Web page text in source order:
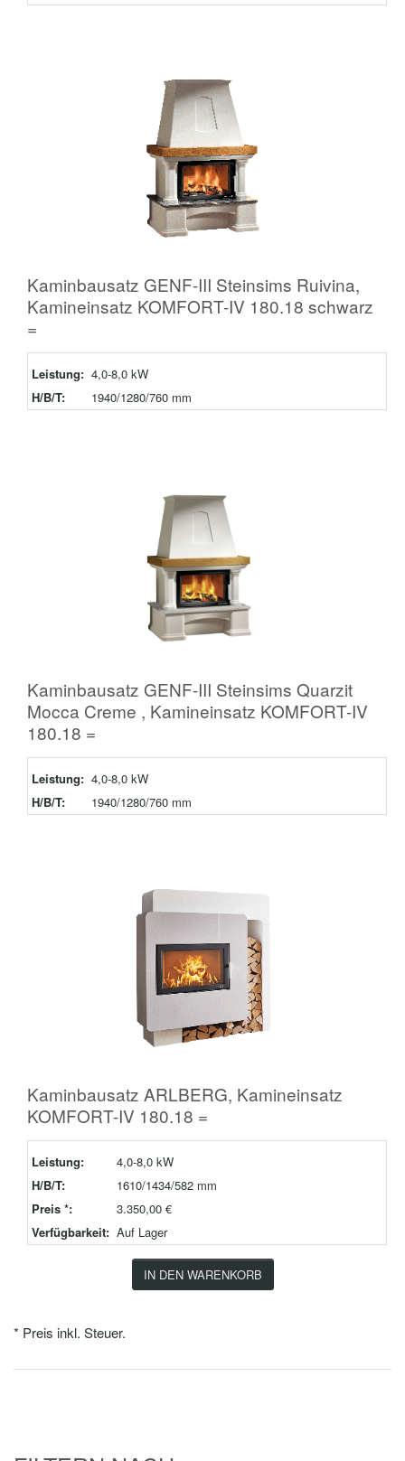
Kaminbausatz GENF-III Steinsims Ruivina,
Kamineinsatz KOMFORT-IV 180.18 schwarz
=
Leistung: 4,0-8,0 kW
H/B/T:
1940/1280/760 mm
Kaminbausatz GENF-III Steinsims Quarzit
Mocca Creme , Kamineinsatz KOMFORT-IV
180.18 =
Leistung: 4,0-8,0 kW
H/B/T:
1940/1280/760 mm
Kaminbausatz ARLBERG, Kamineinsatz
KOMFORT-IV 180.18 =
Leistung:
4,0-8,0 kW
H/B/T:
1610/1434/582 mm
Preis *:
3.350,00 €
Verfügbarkeit: Auf Lager
IN DEN WARENKORB
* Preis inkl. Steuer.